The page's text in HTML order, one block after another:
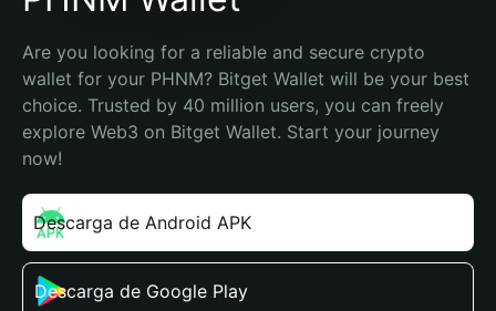
Are you looking for a reliable and secure crypto
wallet for your PHNM? Bitget Wallet will be your best
choice. Trusted by 40 million users, you can freely
explore Web3 on Bitget Wallet. Start your journey
now!
Descarga de Android APK
Descarga de Google Play